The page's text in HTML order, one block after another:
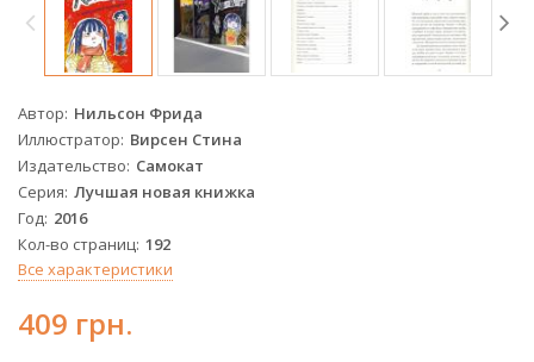
Автор Нильсон Фрида
Иллюстратор Вирсен Стина
Издательство Самокат
Серия Лучшая новая книжка
Год 2016
Кол-во страниц 192
Все характеристики
409 грн.